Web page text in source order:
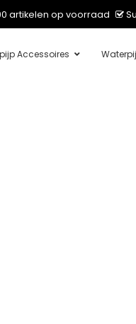
artikelen op voorraad
Accessoires